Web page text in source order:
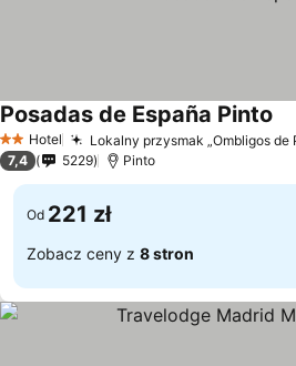
2 Kategoria
Hotel Lokalny przysmak „Ombligos de
Posadas de España Pinto
7,4 5229 Pinto
Od 221 zł
Zobacz ceny z 8 stron